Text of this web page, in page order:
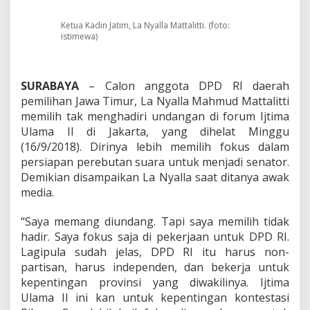
,
a
l
a
a
k
H
r
I
t
i
m
Ketua Kadin Jatim, La Nyalla Mattalitti. (foto:
istimewa)
SURABAYA – Calon anggota DPD RI daerah
pemilihan Jawa Timur, La Nyalla Mahmud Mattalitti
memilih tak menghadiri undangan di forum Ijtima
Ulama II di Jakarta, yang dihelat Minggu
(16/9/2018). Dirinya lebih memilih fokus dalam
persiapan perebutan suara untuk menjadi senator.
Demikian disampaikan La Nyalla saat ditanya awak
media.
“Saya memang diundang. Tapi saya memilih tidak
hadir. Saya fokus saja di pekerjaan untuk DPD RI.
Lagipula sudah jelas, DPD RI itu harus non-
partisan, harus independen, dan bekerja untuk
kepentingan provinsi yang diwakilinya. Ijtima
Ulama II ini kan untuk kepentingan kontestasi